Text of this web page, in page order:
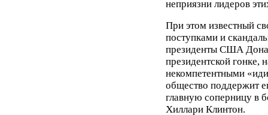
неприязни лидеров
При этом известный
поступками и
президенты США
президентской гонке,
некомпетентными
общество поддержит
главную соперницу в
Хиллари Клинтон.